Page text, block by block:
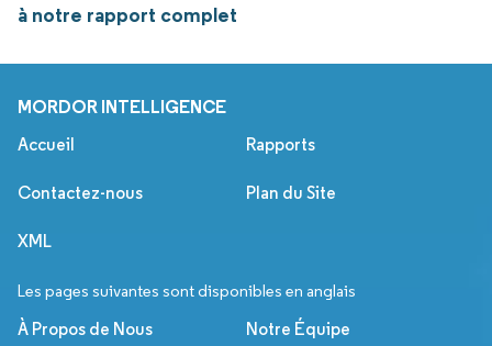
à notre rapport complet
MORDOR INTELLIGENCE
Accueil Rapports
Contactez-nous Plan du Site
XML
Les pages suivantes sont disponibles en anglais
À Propos de Nous Notre Équipe